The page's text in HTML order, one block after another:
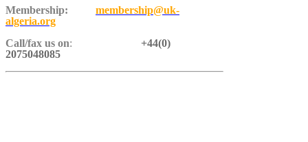
Membership:
membership@uk-
algeria.org
Call/fax us on:
+44(0)
2075048085